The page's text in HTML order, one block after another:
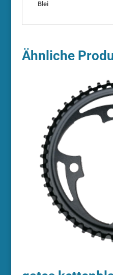
Blei
Ähnliche